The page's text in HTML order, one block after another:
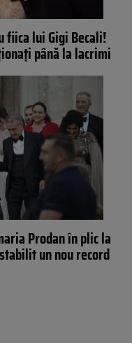
lui Gigi Becali!
până la lacrimi
Prodan în plic la
un nou record